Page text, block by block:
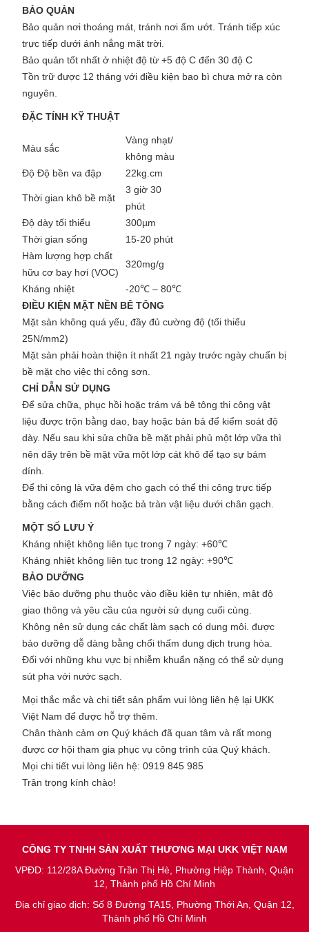
BẢO QUẢN
Bảo quản nơi thoáng mát, tránh nơi ẩm ướt. Tránh tiếp xúc
trực tiếp dưới ánh nắng mặt trời.
Bảo quản tốt nhất ở nhiệt độ từ +5 độ Cđến 30 độ C
Tồn trữ được 12 tháng với điều kiện bao bì chưa mở ra còn
nguyên.
ĐẶC TÍNH KỸ THUẬT
Màu sắc
Vàng nhạt/
không màu
Độ Độ bền va đập
22kg.cm
Thời gian khô bề mặt
3 giờ 30
phút
Độ dày tối thiểu
300µm
Thời gian sống
15-20 phút
Hàm lượng hợp chất
hữu cơ bay hơi (VOC)
320mg/g
Kháng nhiệt
-20℃ – 80℃
ĐIỀU KIỆN MẶT NỀN BÊ TÔNG
Mặt sàn không quá yếu, đầy đủ cường độ (tối thiểu
25N/mm2)
Mặt sàn phải hoàn thiện ít nhất 21 ngày trước ngày chuẩn bị
bề mặt cho việc thi công sơn.
CHỈ DẪN SỬ DỤNG
Để sửa chữa, phục hồi hoặc trám vá bê tông thi công vật
liệu được trộn bằng dao, bay hoặc bàn bả để kiểm soát độ
dày. Nếu sau khi sửa chữa bề mặt phải phủ một lớp vữa thì
nên dãy trên bề mặt vữa một lớp cát khô để tạo sự bám
dính.
Để thi công là vữa đệm cho gạch có thể thi công trực tiếp
bằng cách điểm nốt hoặc bả tràn vật liệu dưới chân gạch.
MỘT SỐ LƯU Ý
Kháng nhiệt không liên tục trong 7 ngày: +60℃
Kháng nhiệt không liên tục trong 12 ngày: +90℃
BẢO DƯỠNG
Việc bảo dưỡng phụ thuộc vào điều kiên tự nhiên, mật độ
giao thông và yêu cầu của người sử dụng cuối cùng.
Không nên sử dụng các chất làm sạch có dung môi. được
bảo dưỡng dễ dàng bằng chổi thấm dung dịch trung hòa.
Đối với những khu vực bị nhiễm khuẩn nặng có thể sử dụng
sút pha với nước sạch.
Mọi thắc mắc và chi tiết sản phẩm vui lòng liên hệ lại UKK
Việt Nam để được hỗ trợ thêm.
Chân thành cảm ơn Quý khách đã quan tâm và rất mong
được cơ hội tham gia phục vụ công trình của Quý khách.
Mọi chi tiết vui lòng liên hệ: 0919 845 985
Trân trọng kính chào!
CÔNG TY TNHH SẢN XUẤT THƯƠNG MẠI UKK VIỆT NAM
VPĐD: 112/28A Đường Trần Thị Hè, Phường Hiệp Thành, Quận
12, Thành phố Hồ Chí Minh
Địa chỉ giao dịch: Số 8 Đường TA15, Phường Thới An, Quận 12,
Thành phố Hồ Chí Minh